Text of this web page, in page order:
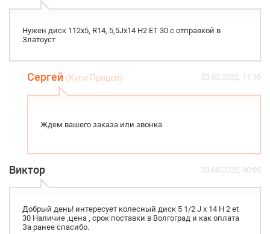
Нужен диск 112х5, R14, 5,5Jx14 H2 ET 30 с отправкой в
Златоуст
Сергей (Купи Прицеп) 23.02.2022, 11:10
Ждем вашего заказа или звонка.
Виктор 23.08.2022, 00:05
Добрый день! интересует колесный диск 5 1/2 J x 14 H 2 et
30 Наличие ,цена , срок поставки в Волгоград и как оплата
За ранее спасибо.